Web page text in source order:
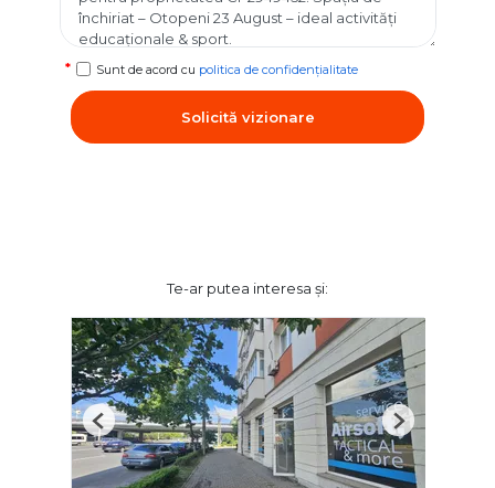
Sunt de acord cu politica de confidențialitate
Solicită vizionare
Te-ar putea interesa și:
Previous Next